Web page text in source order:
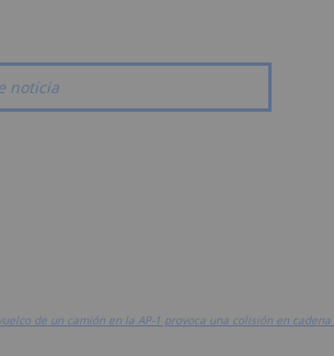
noticia
de un camión en la AP-1 provoca una colisión en